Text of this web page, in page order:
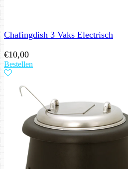
Chafingdish 3 Vaks Electrisch
€10,00
Bestellen